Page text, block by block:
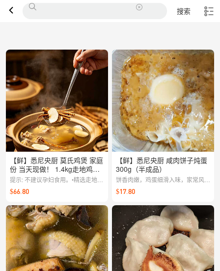
搜索
【鲜】悉尼央厨 莫氏鸡煲 家庭
份 当天现做！ 1.4kg走地鸡
+3kg汤（半成品）
提示: 不建议孕妇食用。•精选走地
鸡，搭配五指毛桃、茯苓与陈皮，暖
胃养身•先喝汤(品尝清香与回甘)，再
吃鸡肉•搭配蘸料风味更佳【提前两
天22:00截单，周二至周六配送】
$66.80
【鲜】悉尼央厨 咸肉饼子炖蛋
300g（半成品）
饼香肉嫩，鸡蛋细滑入味，家常风味
浓郁，咸香耐吃，下饭一流。 【提
前两天22:00截单，周二至周六配
送】
$17.80